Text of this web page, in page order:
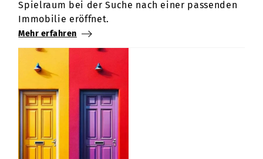
Spielraum bei der Suche nach einer passenden
Immobilie eröffnet.
Mehr erfahren